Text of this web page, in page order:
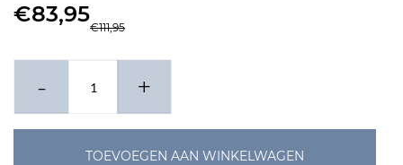
€83,95
€111,95
- +
TOEVOEGEN AAN WINKELWAGEN